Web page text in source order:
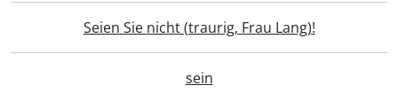
Seien Sie nicht (traurig, Frau Lang)!
sein